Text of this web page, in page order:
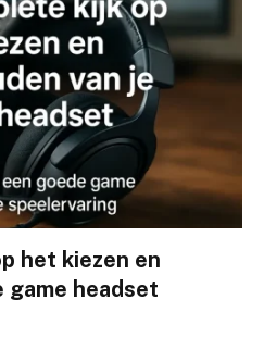
het kiezen en
game headset